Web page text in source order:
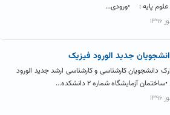
علوم پایه : •ورودی...
جدید الورود فیزیک
دانشجویان کارشناسی و کارشناسی ارشد جدید الورود
آزمایشگاه شماره ۲ دانشکده...